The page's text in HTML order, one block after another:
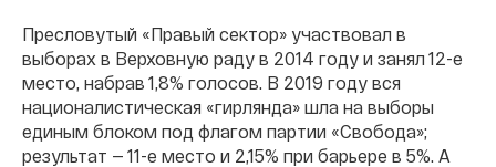
Пресловутый «Правый сектор» участвовал в
выборах в Верховную раду в 2014 году и занял 12-е
место, набрав 1,8% голосов. В 2019 году вся
националистическая «гирлянда» шла на выборы
единым блоком под флагом партии «Свобода»;
результат — 11-е место и 2,15% при барьере в 5%. А